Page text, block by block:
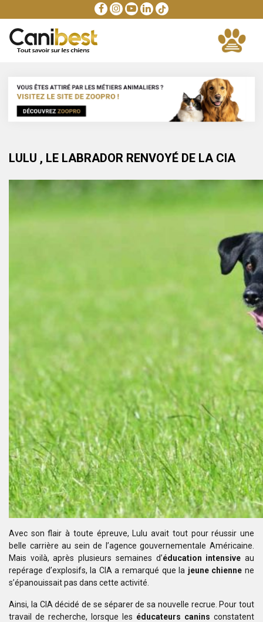
LULU , LE LABRADOR RENVOYÉ DE LA CIA
Avec son flair à toute épreuve, Lulu avait tout pour réussir une
belle carrière au sein de l’agence gouvernementale Américaine.
Mais voilà, après plusieurs semaines d’éducation intensive au
repérage d’explosifs, la CIA a remarqué que la jeune chienne ne
s’épanouissait pas dans cette activité.
Ainsi, la CIA décidé de se séparer de sa nouvelle recrue. Pour tout
travail de recherche, lorsque les éducateurs canins constatent